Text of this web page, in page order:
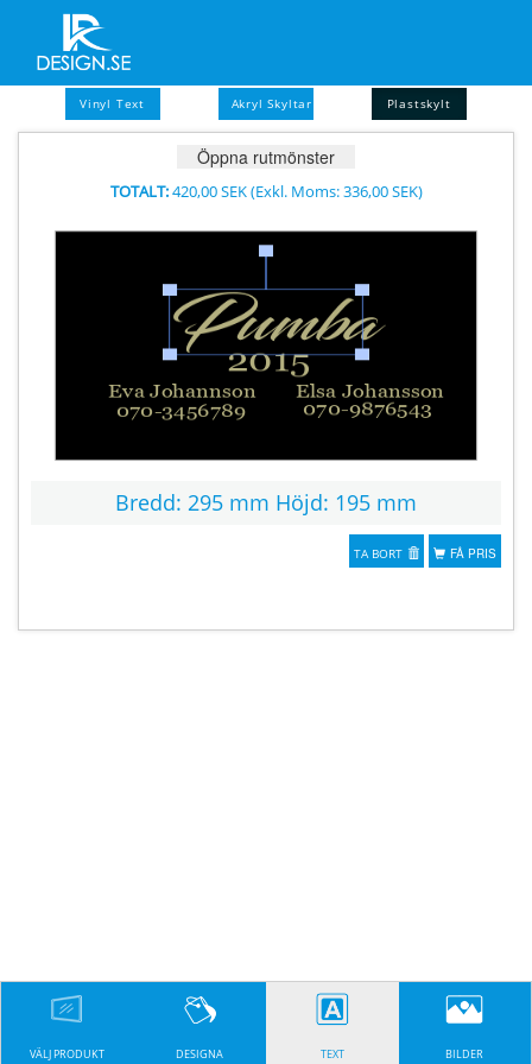
Vinyl Text Akryl Skyltar Plastskylt
TA BORT FÅ PRIS
Öppna rutmönster
TOTALT:420,00 SEK(Exkl. Moms:336,00 SEK)
Bredd: 295 mm Höjd: 195 mm
VÄLJ PRODUKT DESIGNA TEXT BILDER